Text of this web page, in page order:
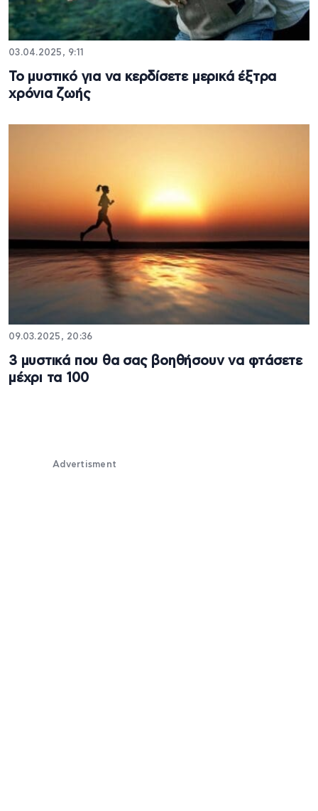
03.04.2025, 9:11
Το μυστικό για να κερδίσετε μερικά έξτρα
χρόνια ζωής
09.03.2025, 20:36
3 μυστικά που θα σας βοηθήσουν να φτάσετε
μέχρι τα 100
Advertisment